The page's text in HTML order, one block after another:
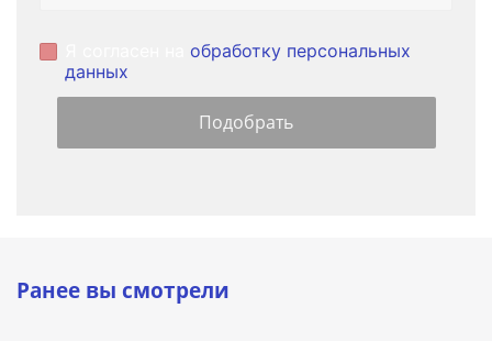
обработку персональных
данных
Ранее вы смотрели